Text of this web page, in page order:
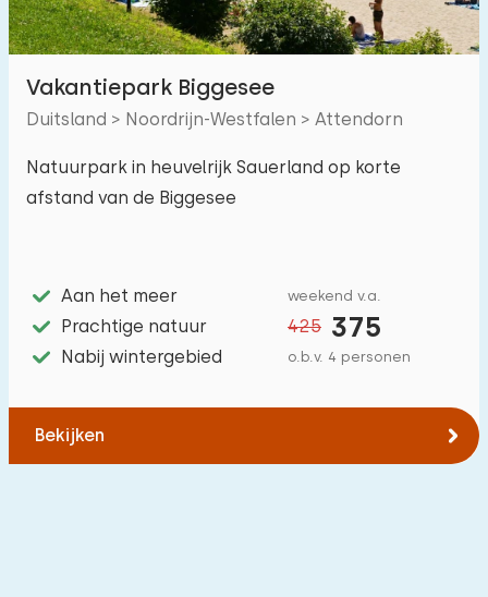
Vakantiepark Biggesee
Duitsland > Noordrijn-Westfalen > Attendorn
Natuurpark in heuvelrijk Sauerland op korte
afstand van de Biggesee
Aan het meer
Prachtige natuur
Nabij wintergebied
weekend v.a.
425 375
o.b.v. 4 personen
Bekijken